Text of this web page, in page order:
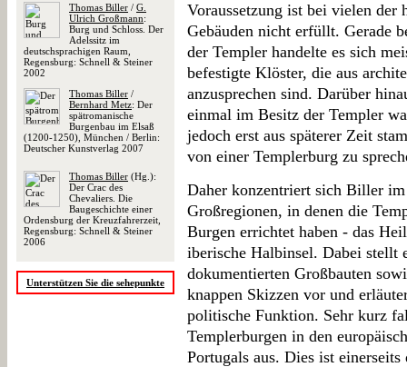
Thomas Biller / G.
Ulrich Großmann:
Burg und Schloss. Der
Adelssitz im
deutschsprachigen Raum,
Regensburg: Schnell & Steiner
2002
Thomas Biller /
Bernhard Metz: Der
spätromanische
Burgenbau im Elsaß
(1200-1250), München / Berlin:
Deutscher Kunstverlag 2007
Thomas Biller (Hg.):
Der Crac des
Chevaliers. Die
Baugeschichte einer
Ordensburg der Kreuzfahrerzeit,
Regensburg: Schnell & Steiner
2006
Unterstützen Sie die sehepunkte
Voraussetzung ist bei vielen der
Gebäuden nicht erfüllt. Gerade
der Templer handelte es sich
befestigte Klöster, die aus
anzusprechen sind. Darüber
einmal im Besitz der Templer
jedoch erst aus späterer Zeit
von einer Templerburg zu
Daher konzentriert sich Biller
Großregionen, in denen die
Burgen errichtet haben - das
iberische Halbinsel. Dabei stellt
dokumentierten Großbauten
knappen Skizzen vor und
politische Funktion. Sehr kurz
Templerburgen in den
Portugals aus. Dies ist